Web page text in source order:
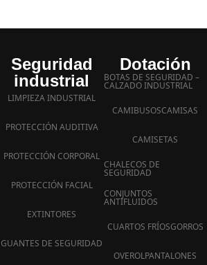
Seguridad
industrial
LIMPIEZA INDUSTRIAL
PROTECCIÓN AUDITIVA
PROTECCIÓN CORPORAL
PROTECCIÓN FACIAL
EXTINTORES
GUANTES DE SEGURIDAD
Dotación
BOTAS DE SEGURIDAD –
CALZADO INDUSTRIAL
CAMIBUSOSCAMISAS
CAMISETAS
CHALECOS DE
SEGURIDAD
CONJUNTOS
ANTIFLUIDOS
CUARTOS FRÍOSGORROS
OVEROLPANTALONES